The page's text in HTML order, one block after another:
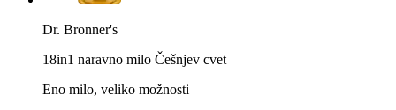
Dr. Bronner's
18in1 naravno milo Češnjev cvet
Eno milo, veliko možnosti